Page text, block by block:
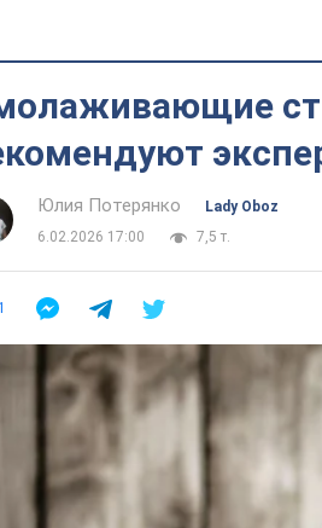
Юлия Потерянко
Lady Oboz
6.02.2026 17:00
7,5 т.
1